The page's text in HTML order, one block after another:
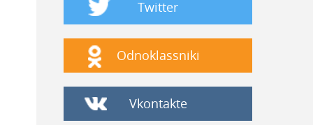
Twitter
Odnoklassniki
Vkontakte